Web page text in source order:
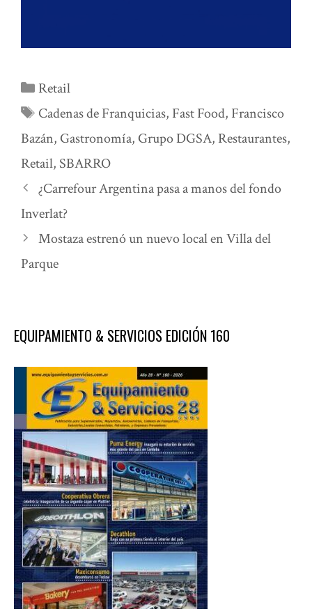
Categorías
Retail
Etiquetas
Cadenas de Franquicias, Fast Food, Francisco
Bazán, Gastronomía, Grupo DGSA, Restaurantes,
Retail, SBARRO
¿Carrefour Argentina pasa a manos del fondo
Inverlat?
Mostaza estrenó un nuevo local en Villa del
Parque
EQUIPAMIENTO & SERVICIOS EDICIÓN 160